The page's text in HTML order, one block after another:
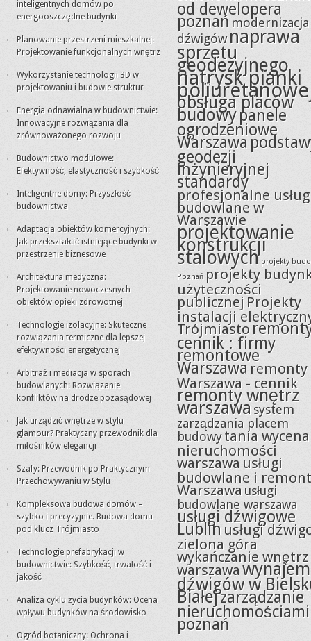
inteligentnych domów po
energooszczędne budynki
Planowanie przestrzeni mieszkalnej:
Projektowanie funkcjonalnych wnętrz
Wykorzystanie technologii 3D w
projektowaniu i budowie struktur
Energia odnawialna w budownictwie:
Innowacyjne rozwiązania dla
zrównoważonego rozwoju
Budownictwo modułowe:
Efektywność, elastyczność i szybkość
Inteligentne domy: Przyszłość
budownictwa
Adaptacja obiektów komercyjnych:
Jak przekształcić istniejące budynki w
przestrzenie biznesowe
Architektura medyczna:
Projektowanie nowoczesnych
obiektów opieki zdrowotnej
Technologie izolacyjne: Skuteczne
rozwiązania termiczne dla lepszej
efektywności energetycznej
Arbitraż i mediacja w sporach
budowlanych: Rozwiązanie
konfliktów na drodze pozasądowej
Jak urządzić wnętrze w stylu
glamour? Praktyczny przewodnik dla
miłośników elegancji
Szafy: Przewodnik po Praktycznym
Przechowywaniu w Stylu
Kompleksowa budowa domów –
szybko i precyzyjnie. Budowa domu
pod klucz Trójmiasto
Technologie prefabrykacji w
budownictwie: Szybkość, trwałość i
jakość
Analiza cyklu życia budynków: Ocena
wpływu budynków na środowisko
Ogród botaniczny: Ochrona i
od dewelopera
poznań modernizacja
dźwigów naprawa
sprzętu
geodezyjnego
natrysk pianki
obsługa placów
budowypanele
ogrodzeniowe
Warszawa
geodezji
inżynieryjnej
standardy
profesjonalne
budowlane w
Warszawie
projektowanie
konstrukcji
stalowych projekty
Poznań projekty
użyteczności
publicznej Projekty
instalacji
Trójmiasto
cennik : firmy
remontowe
Warszawa remonty
Warszawa - cennik
remonty wnętrz
warszawasystem
zarządzania placem
budowytania wycena
nieruchomości
warszawa usługi
budowlane i
Warszawa usługi
budowlane warszawa
usługi dźwigowe
Lublin usługi
zielona góra
wykańczanie wnętrz
warszawawynajem
dźwigów w
Białejzarządzanie
nieruchomościami
poznań